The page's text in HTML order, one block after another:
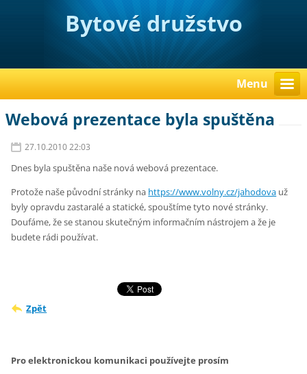
Bytové družstvo
nájemníků domu
Jahodová 2888 Menu
Webová prezentace byla spuštěna
27.10.2010 22:03
Dnes byla spuštěna naše nová webová prezentace.
Protože naše původní stránky na https://www.volny.cz/jahodova už
byly opravdu zastaralé a statické, spouštíme tyto nové stránky.
Doufáme, že se stanou skutečným informačním nástrojem a že je
budete rádi používat.
Zpět
Pro elektronickou komunikaci používejte prosím